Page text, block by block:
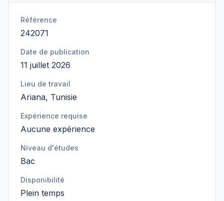
Référence
242071
Date de publication
11 juillet 2026
Lieu de travail
Ariana, Tunisie
Expérience requise
Aucune expérience
Niveau d'études
Bac
Disponibilité
Plein temps